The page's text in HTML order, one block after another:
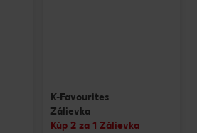
K-Favourites
Zálievka
Kúp 2 za 1 Zálievka